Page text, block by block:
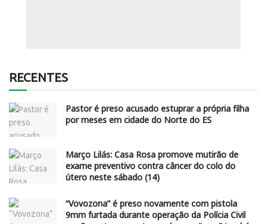
RECENTES
Pastor é preso acusado estuprar a própria filha
por meses em cidade do Norte do ES
Março Lilás: Casa Rosa promove mutirão de
exame preventivo contra câncer do colo do
útero neste sábado (14)
“Vovozona” é preso novamente com pistola
9mm furtada durante operação da Polícia Civil